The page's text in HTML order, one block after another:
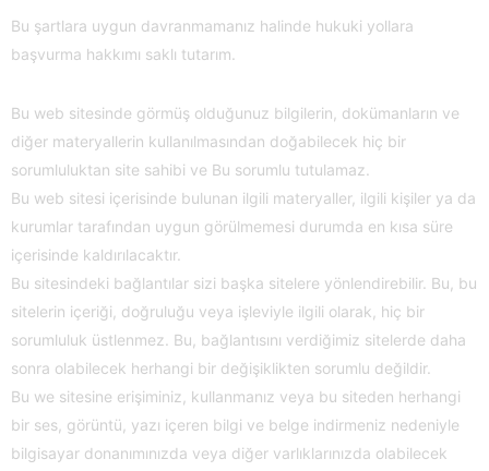
Bu şartlara uygun davranmamanız halinde hukuki yollara
başvurma hakkımı saklı tutarım.
Bu web sitesinde görmüş olduğunuz bilgilerin, dokümanların ve
diğer materyallerin kullanılmasından doğabilecek hiç bir
sorumluluktan site sahibi ve Bu sorumlu tutulamaz.
Bu web sitesi içerisinde bulunan ilgili materyaller, ilgili kişiler ya da
kurumlar tarafından uygun görülmemesi durumda en kısa süre
içerisinde kaldırılacaktır.
Bu sitesindeki bağlantılar sizi başka sitelere yönlendirebilir. Bu, bu
sitelerin içeriği, doğruluğu veya işleviyle ilgili olarak, hiç bir
sorumluluk üstlenmez. Bu, bağlantısını verdiğimiz sitelerde daha
sonra olabilecek herhangi bir değişiklikten sorumlu değildir.
Bu we sitesine erişiminiz, kullanmanız veya bu siteden herhangi
bir ses, görüntü, yazı içeren bilgi ve belge indirmeniz nedeniyle
bilgisayar donanımınızda veya diğer varlıklarınızda olabilecek